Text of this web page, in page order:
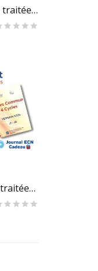
Pack complet 3 ans traitées et vérifiées...
Pack complet 2025 traitées et vérifiées "...